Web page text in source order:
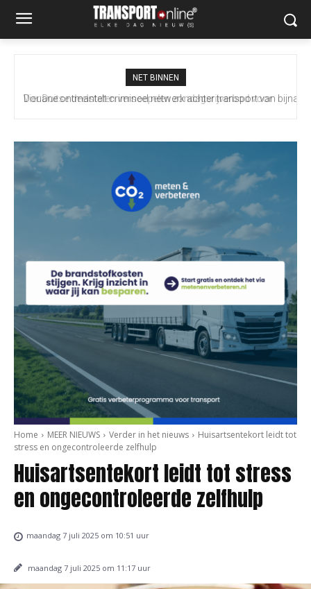
NET BINNEN
Douane ontmantelt crimineel netwerk achter transport van bijna
Home MEER NIEUWS Verder in het nieuws
Huisartsentekort leidt tot
stress en ongecontroleerde zelfhulp
Huisartsentekort leidt tot stress
en ongecontroleerde zelfhulp
maandag 7 juli 2025 om 10:51 uur
maandag 7 juli 2025 om 11:17 uur